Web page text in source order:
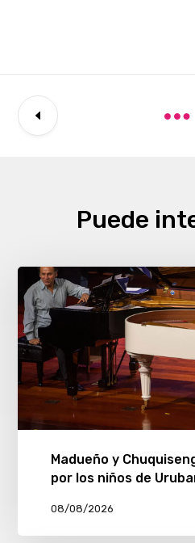
Puede
Madueño y
por los niños de
08/08/2026